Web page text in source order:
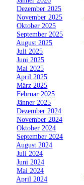
»Dezember 2025
»November 2025
»Oktober 2025
September 2025
August 2025
»Juli 2025
»Juni 2025
»Mai 2025
April 2025
»März 2025
»Februar 2025
»Jänner 2025
»Dezember 2024
»November 2024
»Oktober 2024
September 2024
August 2024
»Juli 2024
»Juni 2024
»Mai 2024
April 2024